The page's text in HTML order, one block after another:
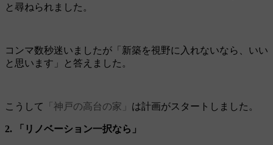
と尋ねられました。
コンマ数秒迷いましたが「新築を視野に入れないなら、いい
と思います」と答えました。
こうして 「神戸の高台の家」 は計画がスタートしました。
2. 「リノベーション一択なら」